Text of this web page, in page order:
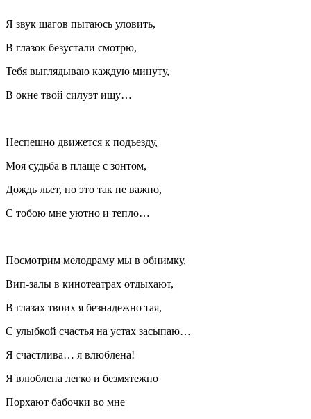
Я звук шагов пытаюсь уловить,
В глазок безустали смотрю,
Тебя выглядываю каждую минуту,
В окне твой силуэт ищу…
Неспешно движется к подъезду,
Моя судьба в плаще с зонтом,
Дождь льет, но это так не важно,
С тобою мне уютно и тепло…
Посмотрим мелодраму мы в обнимку,
Вип-залы в кинотеатрах отдыхают,
В глазах твоих я безнадежно тая,
С улыбкой счастья на устах засыпаю…
Я счастлива… я влюблена!
Я влюблена легко и безмятежно
Порхают бабочки во мне